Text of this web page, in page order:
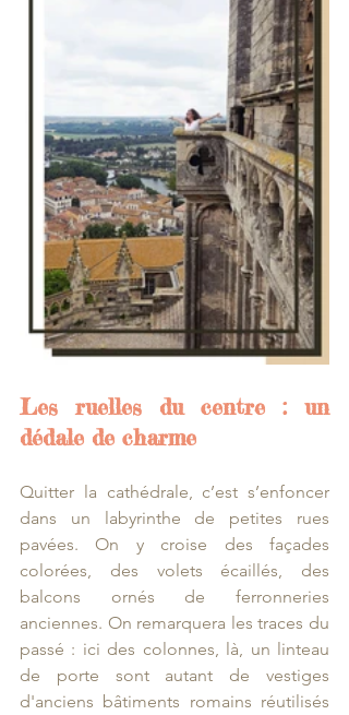
Les ruelles du centre : un
dédale de charme
Quitter la cathédrale, c’est s’enfoncer
dans un labyrinthe de petites rues
pavées. On y croise des façades
colorées, des volets écaillés, des
balcons ornés de ferronneries
anciennes. On remarquera les traces du
passé : ici des colonnes, là, un linteau
de porte sont autant de vestiges
d'anciens bâtiments romains réutilisés